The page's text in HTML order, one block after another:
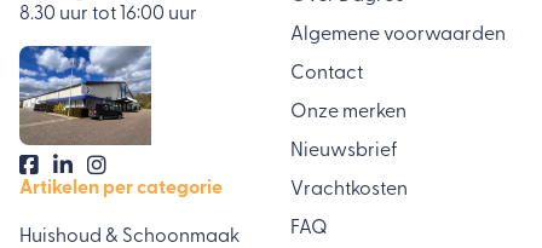
8.30 uur tot 16:00 uur
Artikelen per categorie
Huishoud & Schoonmaak
Algemene voorwaarden
Contact
Onze merken
Nieuwsbrief
Vrachtkosten
FAQ